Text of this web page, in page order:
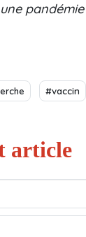
#vaccin